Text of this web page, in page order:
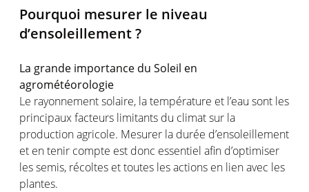
Pourquoi mesurer le niveau
d’ensoleillement ?
La grande importance du Soleil en
agrométéorologie
Le rayonnement solaire, la température et l’eau sont les
principaux facteurs limitants du climat sur la
production agricole. Mesurer la durée d’ensoleillement
et en tenir compte est donc essentiel afin d’optimiser
les semis, récoltes et toutes les actions en lien avec les
plantes.